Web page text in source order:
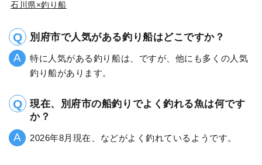
石川県×釣り船
別府市で人気がある釣り船はどこですか？
特に人気がある釣り船は、ですが、他にも多くの人気
釣り船があります。
現在、別府市の船釣りでよく釣れる魚は何です
か？
2026年8月現在、などがよく釣れているようです。